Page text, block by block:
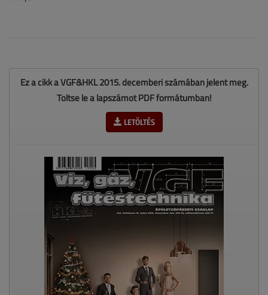
Ez a cikk a VGF&HKL 2015. decemberi számában jelent meg.
Töltse le a lapszámot PDF formátumban!
LETÖLTÉS